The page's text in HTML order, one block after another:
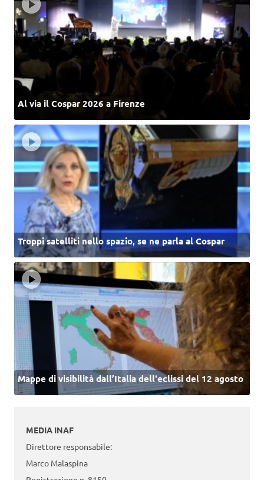
Al via il Cospar 2026 a Firenze
Troppi satelliti nello spazio, se ne parla al Cospar
Mappe di visibilità dall’Italia dell'eclissi del 12 agosto
MEDIA INAF
Direttore responsabile:
Marco Malaspina